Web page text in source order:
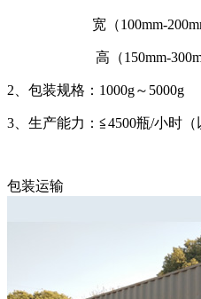
宽（100mm-200mm
高（150mm-
2、包装规格：1000g～5000g
3、生产能力：≦4500瓶/小时（
包装运输